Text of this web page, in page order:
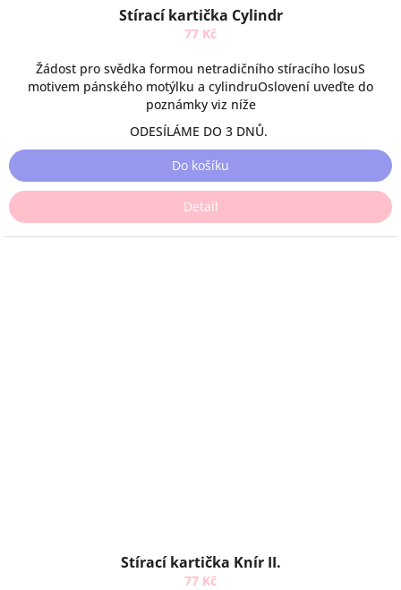
Stírací kartička Cylindr
77 Kč
Žádost pro svědka formou netradičního stíracího losuS
motivem pánského motýlku a cylindruOslovení uveďte do
poznámky viz níže
ODESÍLÁME DO 3 DNŮ.
Do košíku
Detail
Stírací kartička Knír II.
77 Kč